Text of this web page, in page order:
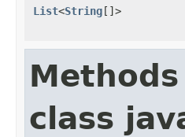
List<String[]>
class